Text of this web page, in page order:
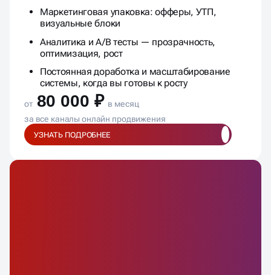
Маркетинговая упаковка: офферы, УТП,
визуальные блоки
Аналитика и A/B тесты — прозрачность,
оптимизация, рост
Постоянная доработка и масштабирование
системы, когда вы готовы к росту
от 80 000 ₽ в месяц
за все каналы онлайн продвижения
УЗНАТЬ ПОДРОБНЕЕ